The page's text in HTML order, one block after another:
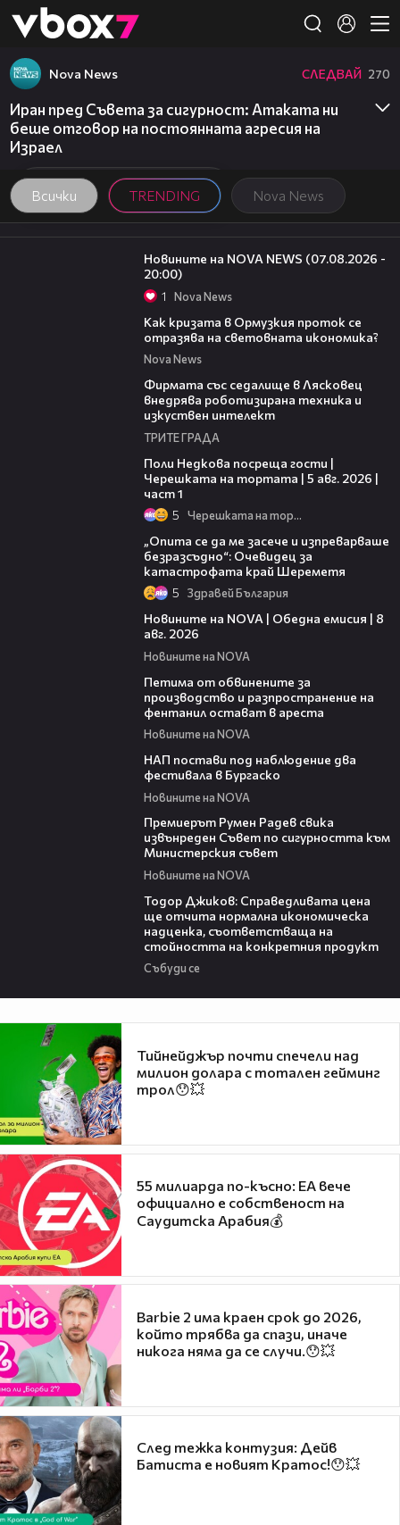
👾
Всички TRENDING Nova News
Nova News СЛЕДВАЙ 270
Иран пред Съвета за сигурност: Атаката ни
беше отговор на постоянната агресия на
Израел
22:56
Новините на NOVA NEWS (07.08.2026 -
20:00)
1 Nova News
Как кризата в Ормузкия проток се
отразява на световната икономика?
Nova News
Фирмата със седалище в Лясковец
внедрява роботизирана техника и
изкуствен интелект
ТРИТЕ ГРАДА
Поли Недкова посреща гости |
Черешката на тортата | 5 авг. 2026 |
част 1
5 Черешката на тортата
„Опита се да ме засече и изпреварваше
безразсъдно“: Очевидец за
катастрофата край Шереметя
5 Здравей България
Новините на NOVA | Обедна емисия | 8
авг. 2026
Новините на NOVA
Петима от обвинените за
производство и разпространение на
фентанил остават в ареста
Новините на NOVA
НАП постави под наблюдение два
фестивала в Бургаско
Новините на NOVA
Премиерът Румен Радев свика
извънреден Съвет по сигурността към
Министерския съвет
Новините на NOVA
Тодор Джиков: Справедливата цена
ще отчита нормална икономическа
надценка, съответстваща на
стойността на конкретния продукт
Събуди се
Тийнейджър почти спечели над
милион долара с тотален гейминг
трол😯💥
55 милиарда по-късно: EA вече
официално е собственост на
Саудитска Арабия💰
Barbie 2 има краен срок до 2026,
който трябва да спази, иначе
никога няма да се случи.😯💥
След тежка контузия: Дейв
Батиста е новият Кратос!😯💥